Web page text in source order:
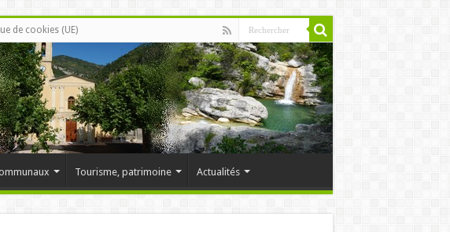
de cookies (UE)
Tourisme, patrimoine Actualités